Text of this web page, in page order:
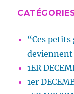
“Ces
1ER
1er